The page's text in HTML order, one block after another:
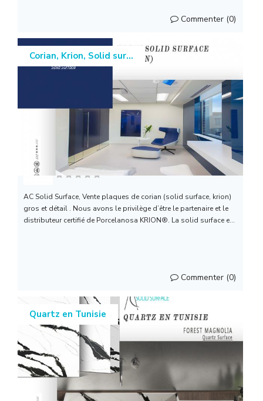
Commenter (0)
Corian, Krion, Solid sur...
AC SOLID SURFACE (...
AC Solid Surface, Vente plaques de corian (solid surface, krion)
gros et détail . Nous avons le privilège d’être le partenaire et le
distributeur certifié de Porcelanosa KRION®. La solid surface e...
Commenter (0)
Quartz en Tunisie